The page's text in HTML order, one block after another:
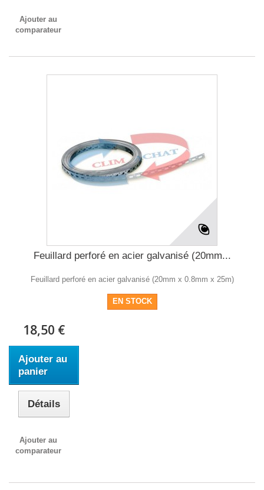
Ajouter au
comparateur
Feuillard perforé en acier galvanisé (20mm...
Feuillard perforé en acier galvanisé (20mm x 0.8mm x 25m)
EN STOCK
18,50 €
Ajouter au
panier
Détails
Ajouter au
comparateur